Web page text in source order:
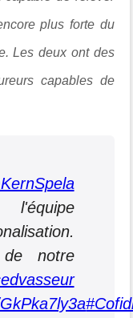
plus forte du
Les deux ont des
capables de
l'équipe
notre